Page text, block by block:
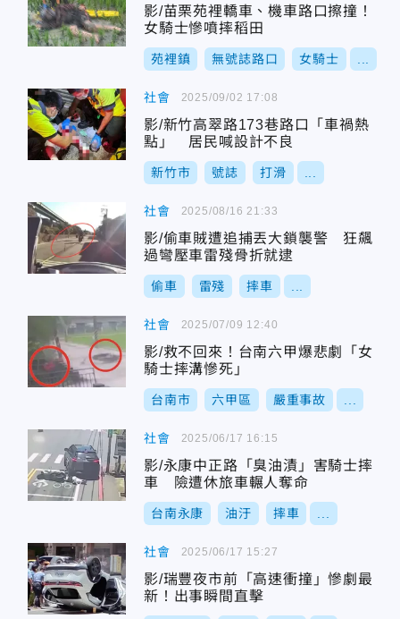
影/苗栗苑裡轎車、機車路口擦撞！
女騎士慘噴摔稻田
苑裡鎮 無號誌路口 女騎士
社會
影/新竹高翠路173巷路口「車禍熱
點」 居民喊設計不良
新竹市 號誌 打滑
2025/09/02 17:08
社會
影/偷車賊遭追捕丟大鎖襲警 狂飆
過彎壓車雷殘骨折就逮
偷車 雷殘 摔車
2025/08/16 21:33
社會
影/救不回來！台南六甲爆悲劇「女
騎士摔溝慘死」
台南市 六甲區 嚴重事故
2025/07/09 12:40
社會
影/永康中正路「臭油漬」害騎士摔
車 險遭休旅車輾人奪命
台南永康 油汙 摔車
2025/06/17 16:15
社會
影/瑞豐夜市前「高速衝撞」慘劇最
新！出事瞬間直擊
2025/06/17 15:27